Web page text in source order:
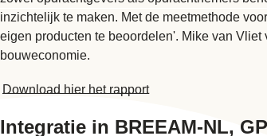
inzichtelijk te maken. Met de meetmethode
eigen producten te beoordelen'. Mike van
bouweconomie.
Download hier het rapport
Integratie in BREEAM-NL,